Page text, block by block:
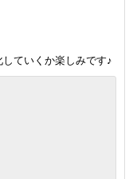
ていくか楽しみです♪